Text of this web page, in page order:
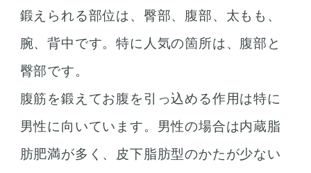
鍛えられる部位は、臀部、腹部、太もも、
腕、背中です。特に人気の箇所は、腹部と
臀部です。
腹筋を鍛えてお腹を引っ込める作用は特に
男性に向いています。男性の場合は内蔵脂
肪肥満が多く、皮下脂肪型のかたが少ない